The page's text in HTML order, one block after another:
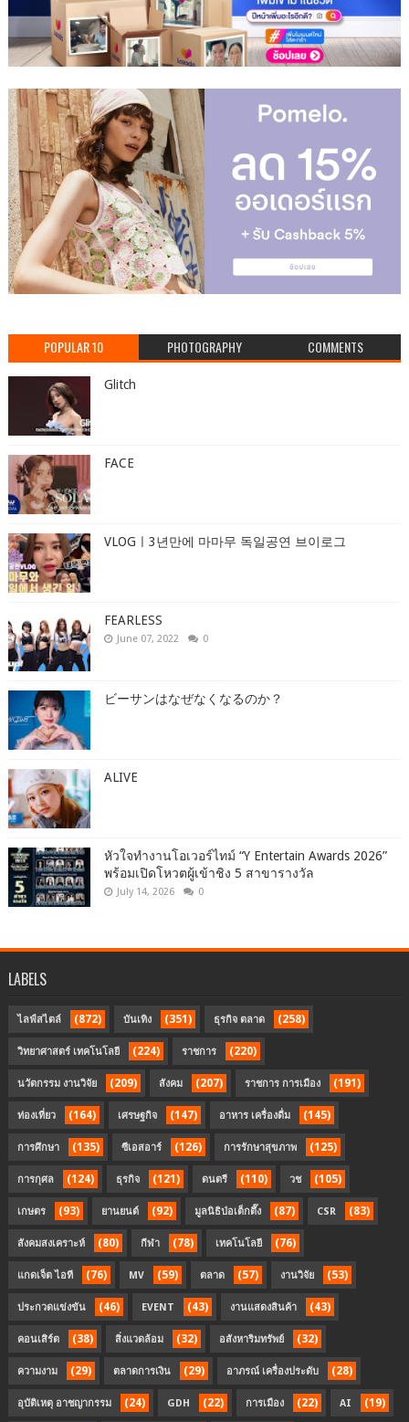
POPULAR 10 PHOTOGRAPHY COMMENTS
Glitch
FACE
VLOGㅣ3년만에 마마무 독일공연 브이로그
FEARLESS
June 07, 2022 0
ビーサンはなぜなくなるのか？
ALIVE
หัวใจทำงานโอเวอร์ไทม์ “Y Entertain Awards 2026”
พร้อมเปิดโหวตผู้เข้าชิง 5 สาขารางวัล
July 14, 2026 0
LABELS
ไลฟ์สไตล์ (872) บันเทิง (351) ธุรกิจ ตลาด (258)
วิทยาศาสตร์ เทคโนโลยี (224) ราชการ (220)
นวัตกรรม งานวิจัย (209) สังคม (207) ราชการ การเมือง (191)
ท่องเที่ยว (164) เศรษฐกิจ (147) อาหาร เครื่องดื่ม (145)
การศึกษา (135) ซีเอสอาร์ (126) การรักษาสุขภาพ (125)
การกุศล (124) ธุรกิจ (121) ดนตรี (110) วช (105)
เกษตร (93) ยานยนต์ (92) มูลนิธิป่อเต็กตึ๊ง (87) CSR (83)
สังคมสงเคราะห์ (80) กีฬา (78) เทคโนโลยี (76)
แกดเจ็ต ไอที (76) MV (59) ตลาด (57) งานวิจัย (53)
ประกวดแข่งขัน (46) EVENT (43) งานแสดงสินค้า (43)
คอนเสิร์ต (38) สิ่งแวดล้อม (32) อสังหาริมทรัพย์ (32)
ความงาม (29) ตลาดการเงิน (29) อาภรณ์ เครื่องประดับ (28)
อุบัติเหตุ อาชญากรรม (24) GDH (22) การเมือง (22) AI (19)